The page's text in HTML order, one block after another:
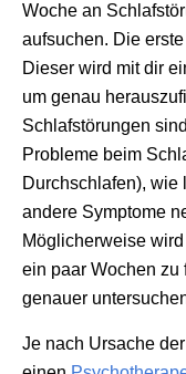
Woche an
aufsuchen. Die
Dieser wird mit dir
um genau
Schlafstörungen
Probleme beim
Durchschlafen), wie
andere Symptome
Möglicherweise
ein paar Wochen zu
genauer
Je nach Ursache